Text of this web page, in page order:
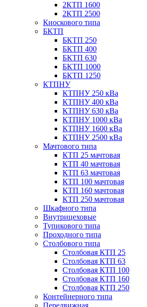
2КТП 1600
2КТП 2500
Киоскового типа
БКТП
БКТП 250
БКТП 400
БКТП 630
БКТП 1000
БКТП 1250
КТПНУ
КТПНУ 250 кВа
КТПНУ 400 кВа
КТПНУ 630 кВа
КТПНУ 1000 кВа
КТПНУ 1600 кВа
КТПНУ 2500 кВа
Мачтового типа
КТП 25 мачтовая
КТП 40 мачтовая
КТП 63 мачтовая
КТП 100 мачтовая
КТП 160 мачтовая
КТП 250 мачтовая
Шкафного типа
Внутрицеховые
Тупикового типа
Проходного типа
Столбового типа
Столбовая КТП 25
Столбовая КТП 63
Столбовая КТП 100
Столбовая КТП 160
Столбовая КТП 250
Контейнерного типа
Передвижная